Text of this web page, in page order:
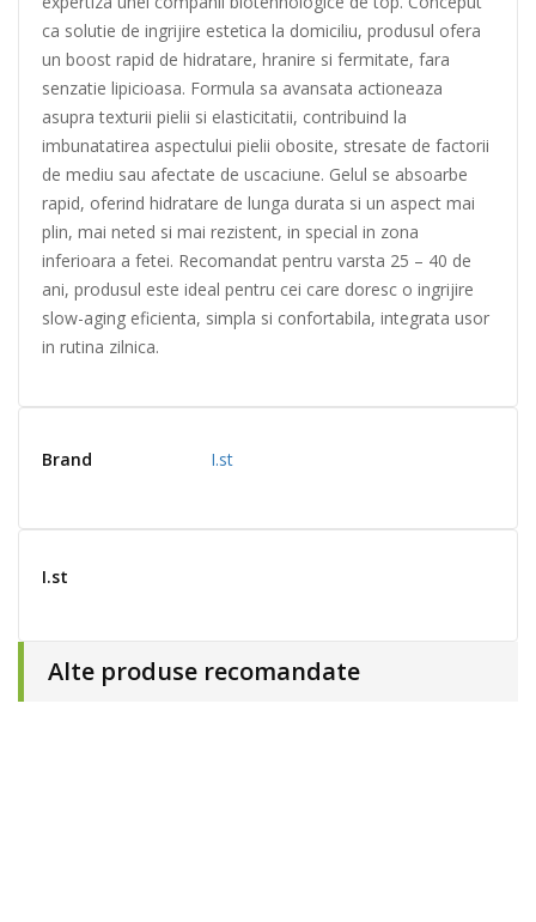
ca solutie de ingrijire estetica la domiciliu, produsul ofera
un boost rapid de hidratare, hranire si fermitate, fara
senzatie lipicioasa. Formula sa avansata actioneaza
asupra texturii pielii si elasticitatii, contribuind la
imbunatatirea aspectului pielii obosite, stresate de factorii
de mediu sau afectate de uscaciune. Gelul se absoarbe
rapid, oferind hidratare de lunga durata si un aspect mai
plin, mai neted si mai rezistent, in special in zona
inferioara a fetei. Recomandat pentru varsta 25 – 40 de
ani, produsul este ideal pentru cei care doresc o ingrijire
slow-aging eficienta, simpla si confortabila, integrata usor
in rutina zilnica.
Brand I.st
I.st
Alte produse recomandate